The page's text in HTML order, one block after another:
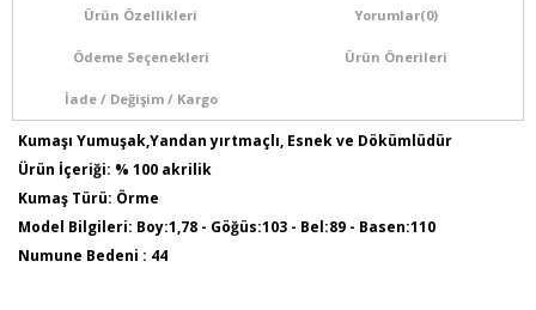
Ürün Özellikleri Yorumlar(0)
Ödeme Seçenekleri Ürün Önerileri
İade / Değişim / Kargo
Kumaşı Yumuşak,Yandan yırtmaçlı, Esnek ve Dökümlüdür
Ürün İçeriği: % 100 akrilik
Kumaş Türü: Örme
Model Bilgileri: Boy:1,78 - Göğüs:103 - Bel:89 - Basen:110
Numune Bedeni : 44